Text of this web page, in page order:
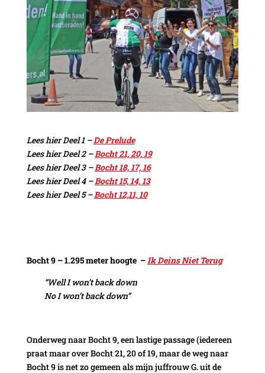
Lees hier Deel 1 –De Prelude
Lees hier Deel 2 –Bocht 21, 20, 19
Lees hier Deel 3 –Bocht 18, 17, 16
Lees hier Deel 4 –Bocht 15, 14, 13
Lees hier Deel 5 –Bocht 12,11, 10
Bocht 9 – 1.295 meter hoogte –Ik Deins Niet Terug
“Well I won’t back down
No I won’t back down”
Onderweg naar Bocht 9, een lastige passage (iedereen
praat maar over Bocht 21, 20 of 19, maar de weg naar
Bocht 9 is net zo gemeen als mijn juffrouw G. uit de